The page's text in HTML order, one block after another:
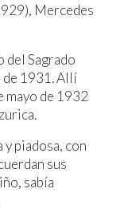
Mercedes
del Sagrado
de 1931. Allí
mayo de 1932
piadosa, con
sus
sabía